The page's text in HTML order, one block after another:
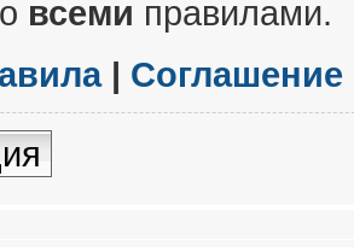
всеми правилами.
|